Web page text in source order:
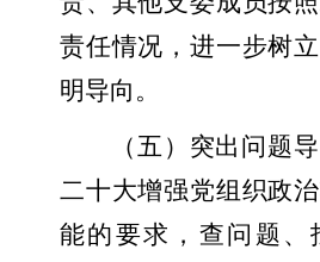
责任情况，进一步树
明导向。
（五）突出问题
二十大增强党组织政
能的要求，查问题、